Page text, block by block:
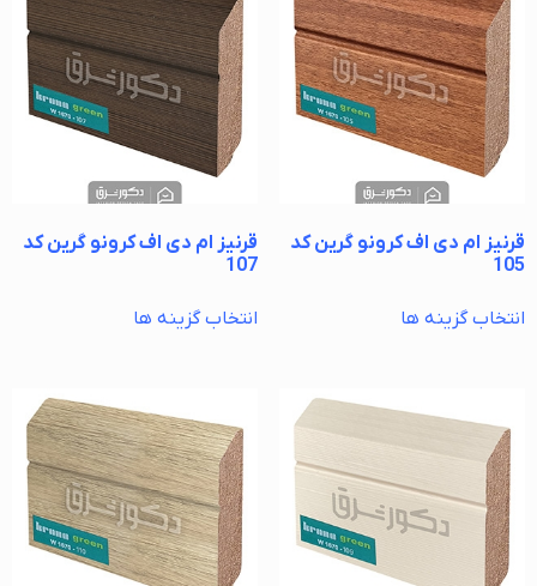
قرنیز ام دی اف کرونو گرین کد
105
انتخاب گزینه ها
قرنیز ام دی اف کرونو گرین کد
107
انتخاب گزینه ها